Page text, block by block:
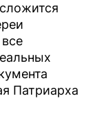
Патриарха